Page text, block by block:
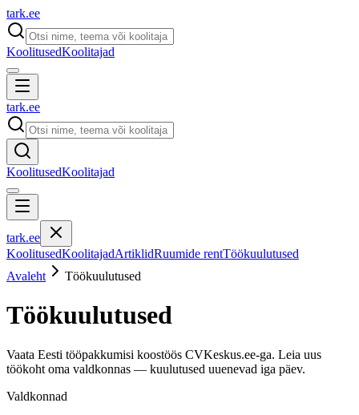
tark.ee
KoolitusedKoolitajad
tark.ee
KoolitusedKoolitajad
tark.ee
KoolitusedKoolitajadArtiklidRuumide rentTöökuulutused
Avaleht
Töökuulutused
Töökuulutused
Vaata Eesti tööpakkumisi koostöös CVKeskus.ee-ga. Leia uus
töökoht oma valdkonnas — kuulutused uuenevad iga päev.
Valdkonnad